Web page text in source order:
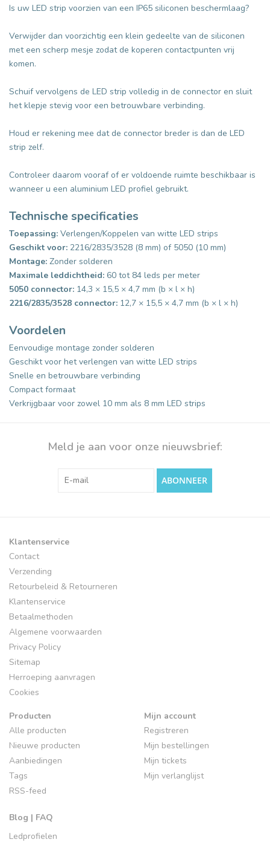
Is uw LED strip voorzien van een IP65 siliconen beschermlaag?
Verwijder dan voorzichtig een klein gedeelte van de siliconen
met een scherp mesje zodat de koperen contactpunten vrij
komen.
Schuif vervolgens de LED strip volledig in de connector en sluit
het klepje stevig voor een betrouwbare verbinding.
Houd er rekening mee dat de connector breder is dan de LED
strip zelf.
Controleer daarom vooraf of er voldoende ruimte beschikbaar is
wanneer u een aluminium LED profiel gebruikt.
Technische specificaties
Toepassing: Verlengen/Koppelen van witte LED strips
Geschikt voor: 2216/2835/3528 (8 mm) of 5050 (10 mm)
Montage: Zonder solderen
Maximale leddichtheid: 60 tot 84 leds per meter
5050 connector: 14,3 × 15,5 × 4,7 mm (b × l × h)
2216/2835/3528 connector: 12,7 × 15,5 × 4,7 mm (b × l × h)
Voordelen
Eenvoudige montage zonder solderen
Geschikt voor het verlengen van witte LED strips
Snelle en betrouwbare verbinding
Compact formaat
Verkrijgbaar voor zowel 10 mm als 8 mm LED strips
Meld je aan voor onze nieuwsbrief:
ABONNEER
Klantenservice
Contact
Verzending
Retourbeleid & Retourneren
Klantenservice
Betaalmethoden
Algemene voorwaarden
Privacy Policy
Sitemap
Herroeping aanvragen
Cookies
Producten
Alle producten
Nieuwe producten
Aanbiedingen
Tags
RSS-feed
Blog | FAQ
Ledprofielen
Mijn account
Registreren
Mijn bestellingen
Mijn tickets
Mijn verlanglijst